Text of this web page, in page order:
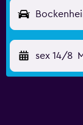
sex 14/8